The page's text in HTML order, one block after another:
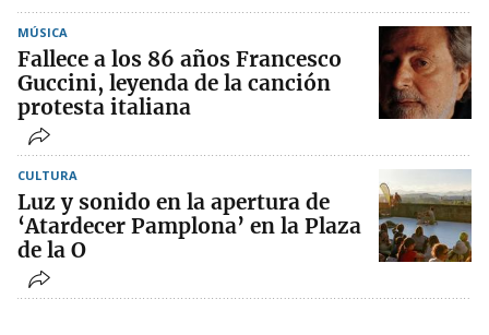
MÚSICA
Fallece a los 86 años Francesco
Guccini, leyenda de la canción
protesta italiana
CULTURA
Luz y sonido en la apertura de
‘Atardecer Pamplona’ en la Plaza
de la O